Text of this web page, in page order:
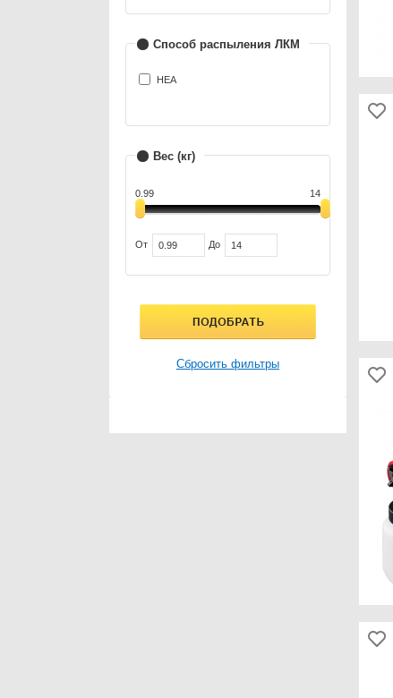
Способ распыления ЛКМ
HEA
Вес (кг)
0.99 14
От До
Сбросить фильтры